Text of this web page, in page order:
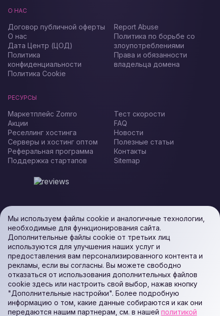
О НАС
Договор публичной оферты
О нас
Дата Центр (ЦОД)
Политика
конфиденциальности
Политика Cookie
Report Abuse
Политика по борьбе со
злоупотреблениями
Права и обязанности
владельца домена
РЕСУРСЫ
Маркетплейс Zomro
Акции
Реселлинг хостинга
Серверы и хостинг оптом
Реферальная программа
Поддержка стартапов
Тест скорости
FAQ
Новости
Полезные статьи
Контакты
Sitemap
Мы используем файлы cookie и аналогичные технологии,
необходимые для функционирования сайта.
Дополнительные файлы cookie от третьих лиц
используются для улучшения наших услуг и
предоставления вам персонализированного контента и
рекламы, если вы согласны. Вы можете свободно
отказаться от использования дополнительных файлов
cookie здесь или настроить свой выбор, нажав кнопку
"Дополнительные настройки". Более подробную
информацию о том, какие данные собираются и как они
передаются нашим партнерам, см. в нашей политикой